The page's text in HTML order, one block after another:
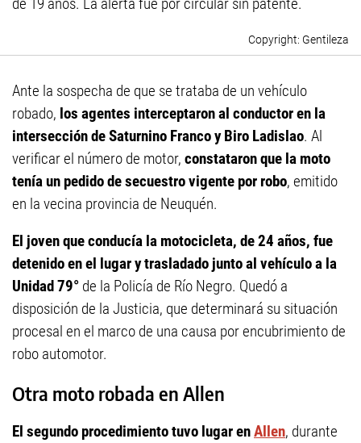
Gentileza
Ante la sospecha de que se trataba de un vehículo
robado, los agentes interceptaron al conductor en la
intersección de Saturnino Franco y Biro Ladislao. Al
verificar el número de motor, constataron que la moto
tenía un pedido de secuestro vigente por robo, emitido
en la vecina provincia de Neuquén.
El joven que conducía la motocicleta, de 24 años, fue
detenido en el lugar y trasladado junto al vehículo a la
Unidad 79° de la Policía de Río Negro. Quedó a
disposición de la Justicia, que determinará su situación
procesal en el marco de una causa por encubrimiento de
robo automotor.
Otra moto robada en Allen
El segundo procedimiento tuvo lugar enAllen, durante